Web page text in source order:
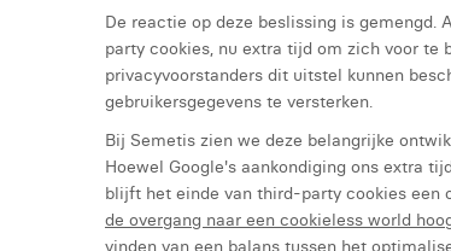
De reactie op deze beslissing is gemengd.
party cookies, nu extra tijd om zich voor te
privacyvoorstanders dit uitstel kunnen
gebruikersgegevens te versterken.
Bij Semetis zien we deze belangrijke
Hoewel Google's aankondiging ons extra
blijft het einde van third-party cookies een
de overgang naar een cookieless world
vinden van een balans tussen het